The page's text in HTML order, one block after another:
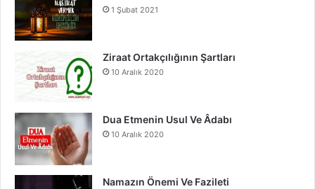
o
e
r
1 Şubat 2021
Ziraat Ortakçılığının Şartları
10 Aralık 2020
Dua Etmenin Usul Ve Âdabı
10 Aralık 2020
Namazın Önemi Ve Fazileti